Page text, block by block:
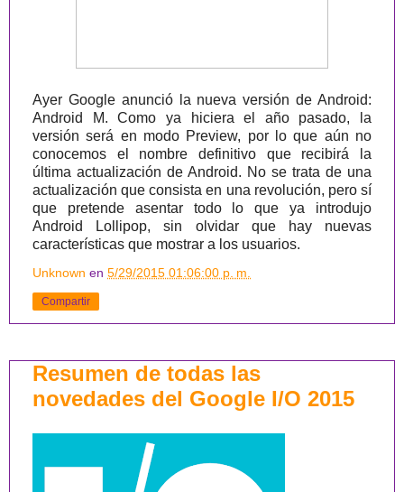
Ayer Google anunció la nueva versión de Android:
Android M. Como ya hiciera el año pasado, la
versión será en modo Preview, por lo que aún no
conocemos el nombre definitivo que recibirá la
última actualización de Android. No se trata de una
actualización que consista en una revolución, pero sí
que pretende asentar todo lo que ya introdujo
Android Lollipop, sin olvidar que hay nuevas
características que mostrar a los usuarios.
Unknown en 5/29/2015 01:06:00 p. m.
Compartir
Resumen de todas las
novedades del Google I/O 2015